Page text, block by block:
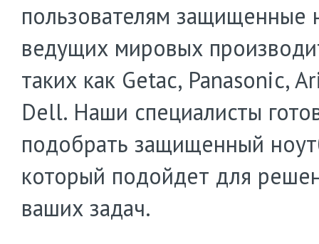
пользователям защищенные
ведущих мировых
таких как Getac, Panasonic,
Dell. Наши специалисты
подобрать защищенный
который подойдет для
ваших задач.